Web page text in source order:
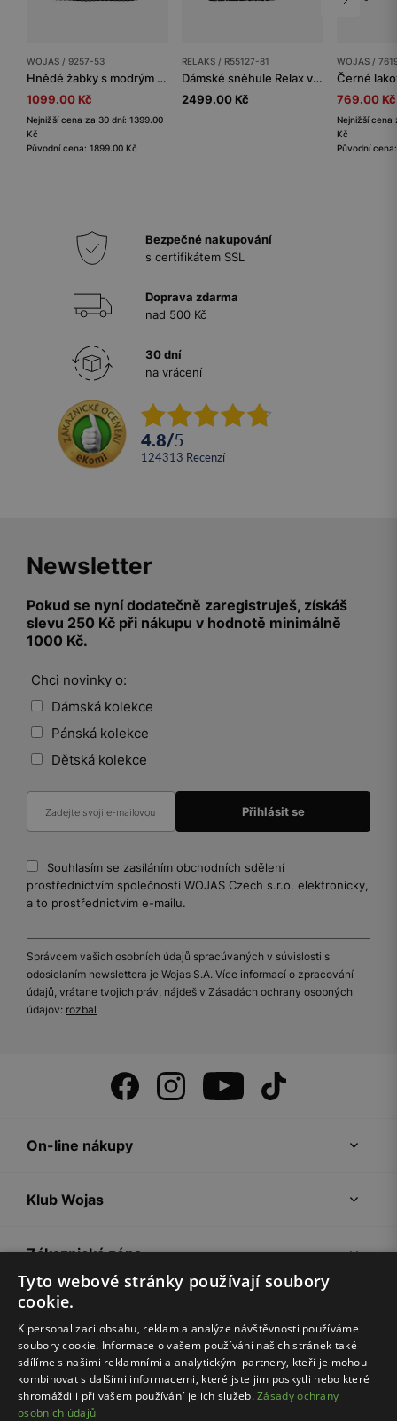
WOJAS / 9257-53
Hnědé žabky s modrým páskem
1099.00 Kč
Nejnižší cena za 30 dní: 1399.00
Kč
Původní cena: 1899.00 Kč
RELAKS / R55127-81
Dámské sněhule Relax v černé barvě
2499.00 Kč
WOJAS /
769.00 Kč
Nejnižší cena
Kč
Původní
Bezpečné nakupování
s certifikátem SSL
Doprava zdarma
nad 500 Kč
30 dní
na vrácení
4.8/5
124313 recenzí
Newsletter
Pokud se nyní dodatečně zaregistruješ, získáš
slevu 250 Kč při nákupu v hodnotě minimálně
1000 Kč.
Chci novinky o:
Dámská kolekce
Pánská kolekce
Dětská kolekce
Souhlasím se zasíláním obchodních sdělení
prostřednictvím společnosti WOJAS Czech s.r.o. elektronicky,
a to prostřednictvím e-mailu.
Správcem vašich osobních údajů spracúvaných v súvislosti s
odosielaním newslettera je Wojas S.A. Více informací o zpracování
údajů, vrátane tvojich práv, nájdeš v Zásadách ochrany osobných
údajov: rozbal
On-line nákupy
Klub Wojas
Zákaznická zóna
Společnost Wojas
Rady
Tyto webové stránky používají soubory
cookie.
K personalizaci obsahu, reklam a analýze návštěvnosti používáme
soubory cookie. Informace o vašem používání našich stránek také
sdílíme s našimi reklamními a analytickými partnery, kteří je mohou
kombinovat s dalšími informacemi, které jste jim poskytli nebo které
shromáždili při vašem používání jejich služeb.Zásady ochrany
osobních údajů